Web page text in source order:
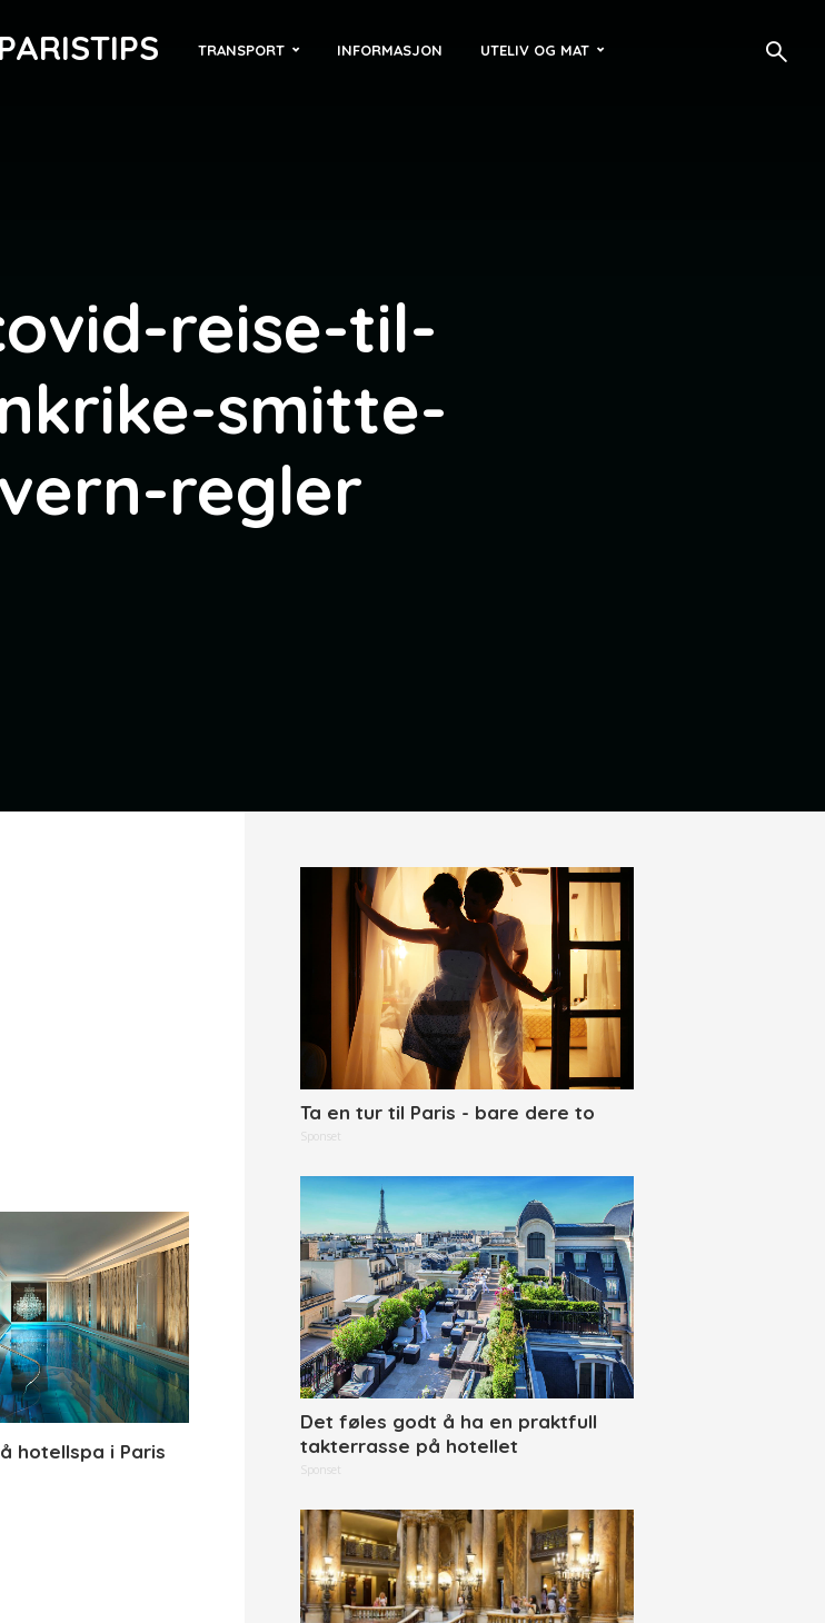
PARISTIPS TRANSPORT INFORMASJON UTELIV OG MAT
reise-til-
smitte-
regler
hotellspa i Paris
Ta en tur til Paris - bare dere to
Sponset
Det føles godt å ha en praktfull
takterrasse på hotellet
Sponset